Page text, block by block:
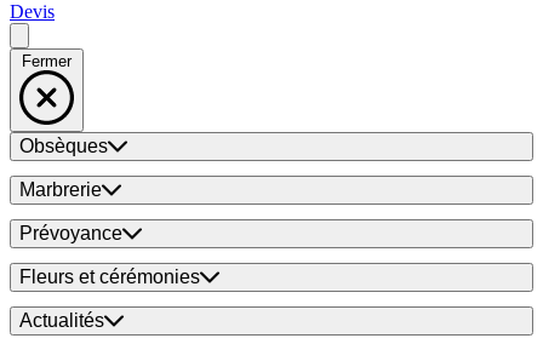
Devis
Fermer
Obsèques
Marbrerie
Prévoyance
Fleurs et cérémonies
Actualités